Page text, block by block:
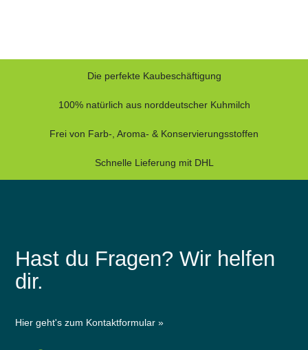
Die perfekte Kaubeschäftigung
100% natürlich aus norddeutscher Kuhmilch
Frei von Farb-, Aroma- & Konservierungsstoffen
Schnelle Lieferung mit DHL
Hast du Fragen? Wir helfen
dir.
Hier geht's zum Kontaktformular »